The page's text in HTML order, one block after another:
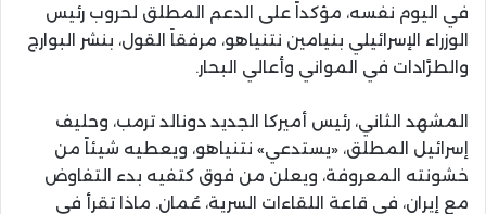
في اليوم نفسه، مؤكداً على الدعم المطلق لحروب رئيس
الوزراء الإسرائيلي بنيامين نتنياهو، مرفقاً القول، بنشر البوارج
والطرَّادات في المواني وأعالي البحار.
المشهد الثاني، رئيس أميركا الجديد دونالد ترمب، وحليف
إسرائيل المطلق، «يستدعي» نتنياهو، ويعطيه شيئاً من
خشونته المعروفة، ويعلن من فوق كتفيه بدء التفاوض
مع إيران، في قاعة اللقاءات السرية، عُمان. ماذا تقرأ في